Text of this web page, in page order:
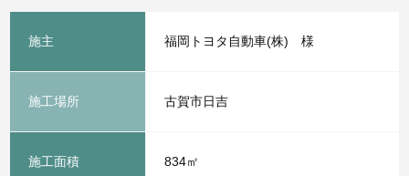
施主 福岡トヨタ自動車(株) 様
施工場所 古賀市日吉
施工面積 834㎡